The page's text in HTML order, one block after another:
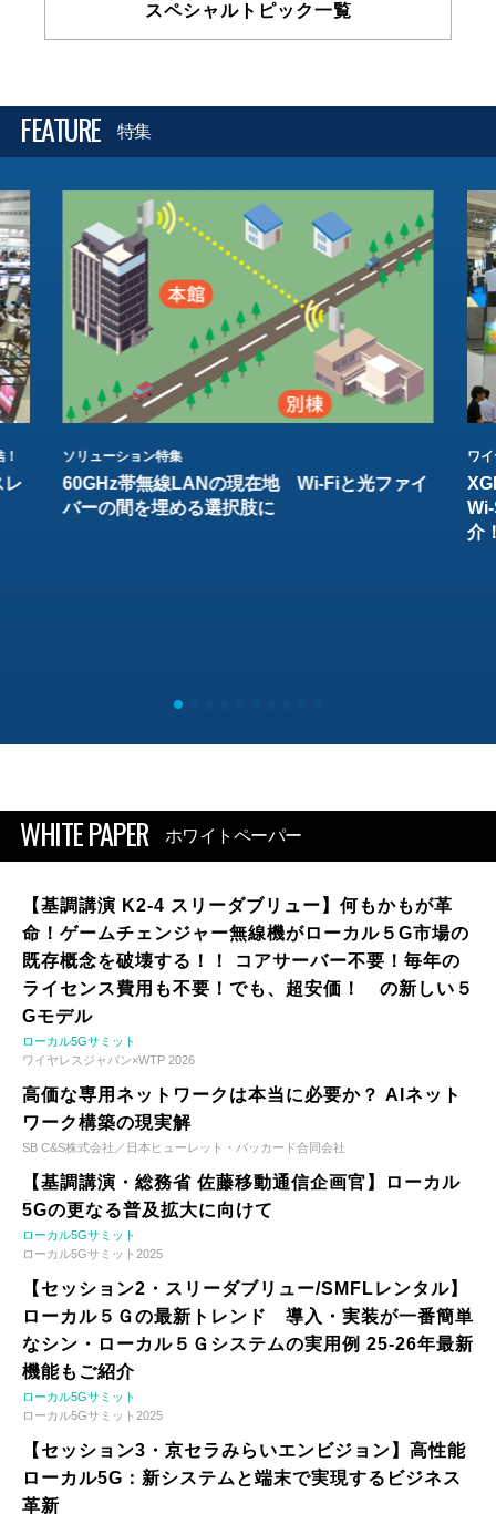
スペシャルトピック一覧
FEATURE 特集
レ
ソリューション特集
60GHz帯無線LANの現在地 Wi-Fiと光ファイ
バーの間を埋める選択肢に
ワ
介
WHITE PAPER ホワイトペーパー
【基調講演 K2-4 スリーダブリュー】何もかもが革
命！ゲームチェンジャー無線機がローカル５G市場の
既存概念を破壊する！！ コアサーバー不要！毎年の
ライセンス費用も不要！でも、超安価！ の新しい５
Gモデル
ローカル5Gサミット
ワイヤレスジャパン×WTP 2026
高価な専用ネットワークは本当に必要か？ AIネット
ワーク構築の現実解
SB C&S株式会社／日本ヒューレット・パッカード合同会社
【基調講演・総務省 佐藤移動通信企画官】ローカル
5Gの更なる普及拡大に向けて
ローカル5Gサミット
ローカル5Gサミット2025
【セッション2・スリーダブリュー/SMFLレンタル】
ローカル５Ｇの最新トレンド 導入・実装が一番簡単
なシン・ローカル５Ｇシステムの実用例 25-26年最新
機能もご紹介
ローカル5Gサミット
ローカル5Gサミット2025
【セッション3・京セラみらいエンビジョン】高性能
ローカル5G：新システムと端末で実現するビジネス
革新